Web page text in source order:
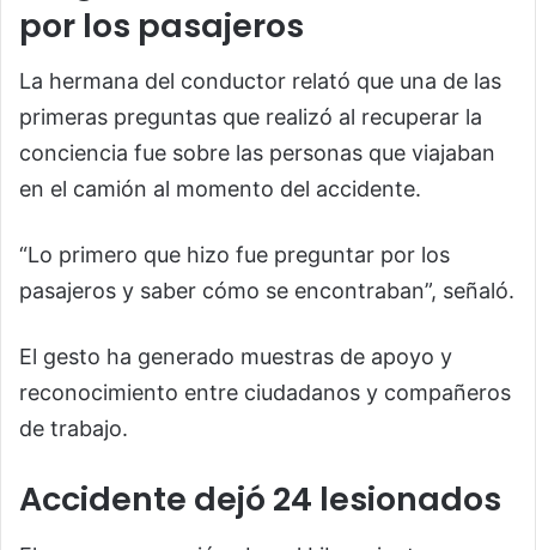
por los pasajeros
La hermana del conductor relató que una de las
primeras preguntas que realizó al recuperar la
conciencia fue sobre las personas que viajaban
en el camión al momento del accidente.
“Lo primero que hizo fue preguntar por los
pasajeros y saber cómo se encontraban”, señaló.
El gesto ha generado muestras de apoyo y
reconocimiento entre ciudadanos y compañeros
de trabajo.
Accidente dejó 24 lesionados